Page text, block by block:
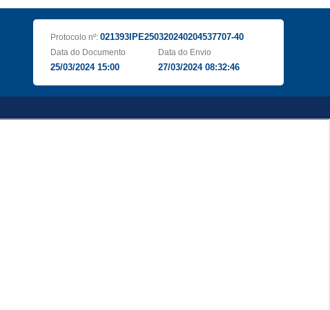
Protocolo nº: 021393IPE250320240204537707-40
Data do Documento
25/03/2024 15:00
Data do Envio
27/03/2024 08:32:46